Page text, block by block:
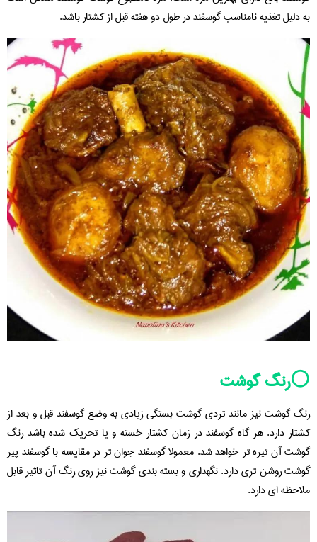
به دلیل تغذیه نامناسب گوسفند در طول دو هفته قبل از کشتار باشد.
⚪️رنگ گوشت
رنگ گوشت نیز مانند تردی گوشت بستگی زیادی به وضع گوسفند قبل و بعد از
کشتار دارد. هر گاه گوسفند در زمان کشتار خسته و یا تحریک شده باشد رنگ
گوشت آن تیره تر خواهد شد. معمولا گوسفند جوان تر در مقایسه با گوسفند پیر
گوشت روشن تری دارد. نگهداری و بسته بندی گوشت نیز روی رنگ آن تاثیر قابل
ملاحظه ای دارد.